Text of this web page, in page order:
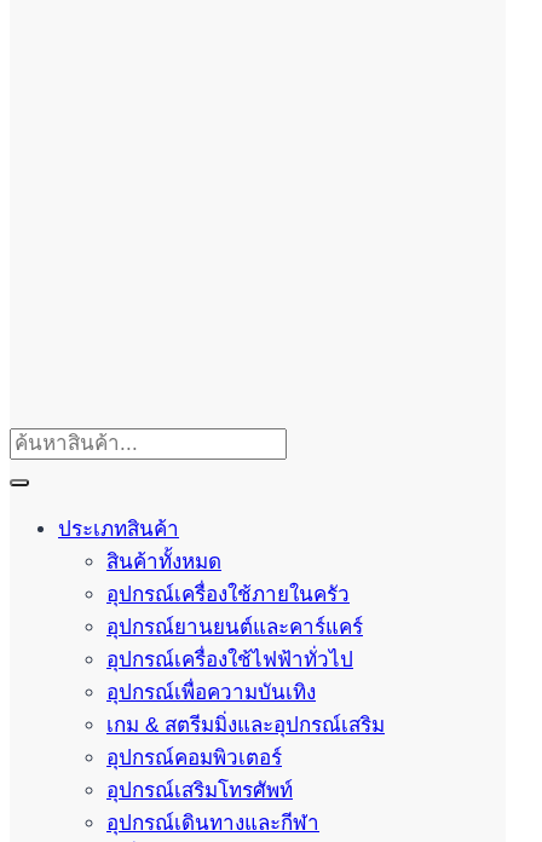
ประเภทสินค้า
สินค้าทั้งหมด
อุปกรณ์เครื่องใช้ภายในครัว
อุปกรณ์ยานยนต์และคาร์แคร์
อุปกรณ์เครื่องใช้ไฟฟ้าทั่วไป
อุปกรณ์เพื่อความบันเทิง
เกม & สตรีมมิ่งและอุปกรณ์เสริม
อุปกรณ์คอมพิวเตอร์
อุปกรณ์เสริมโทรศัพท์
อุปกรณ์เดินทางและกีฬา